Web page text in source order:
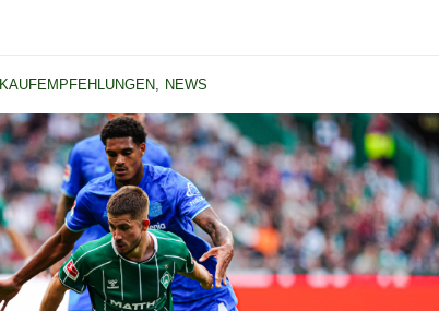
KAUFEMPFEHLUNGEN, NEWS